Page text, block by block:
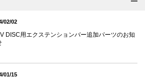
02/02
DISC用エクステンションバー追加パーツのお知
01/15